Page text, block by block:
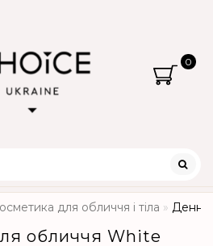
0
для обличчя і тіла
обличчя White